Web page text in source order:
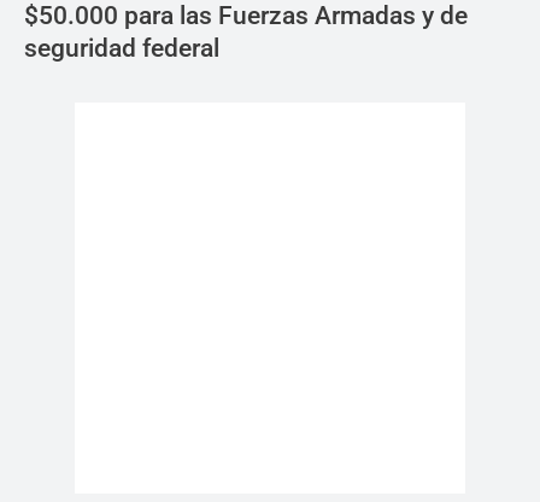
$50.000 para las Fuerzas Armadas y de
seguridad federal